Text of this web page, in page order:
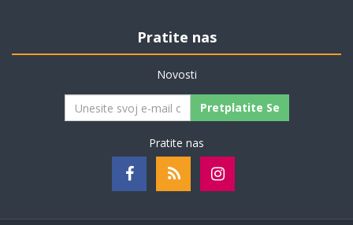
Pratite nas
Novosti
Pretplatite Se
Pratite nas